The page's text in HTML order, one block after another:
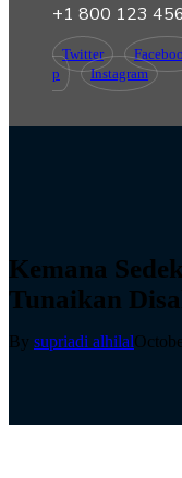
+1 800 123
Twitter
p
Instagram
Kemana
Tunaikan
By supriadi alhilal